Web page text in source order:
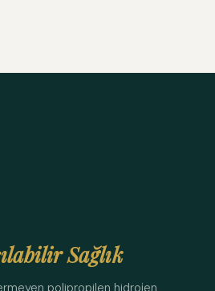
Sağlık
polipropilen hidrojen